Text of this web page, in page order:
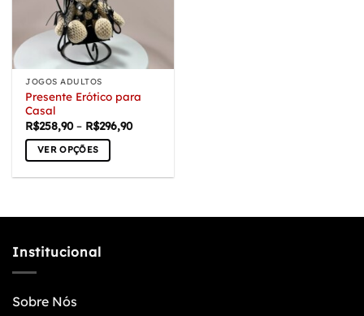
JOGOS ADULTOS
Presente Erótico para
Casal
R$258,90 – R$296,90Faixa
R$296,90
VER OPÇÕES
várias
As
opções
ser
Institucional
Sobre Nós